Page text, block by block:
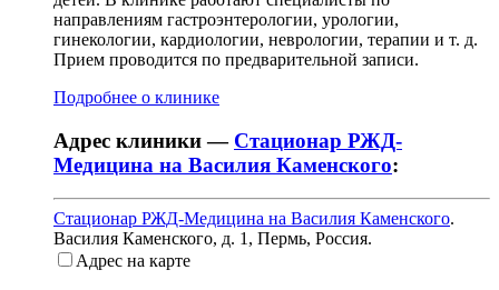
направлениям гастроэнтерологии, урологии,
гинекологии, кардиологии, неврологии, терапии и т. д.
Прием проводится по предварительной записи.
Подробнее о клинике
Адрес клиники — Стационар РЖД-
Медицина на Василия Каменского:
Стационар РЖД-Медицина на Василия Каменского.
Василия Каменского, д. 1, Пермь, Россия.
Адрес на карте